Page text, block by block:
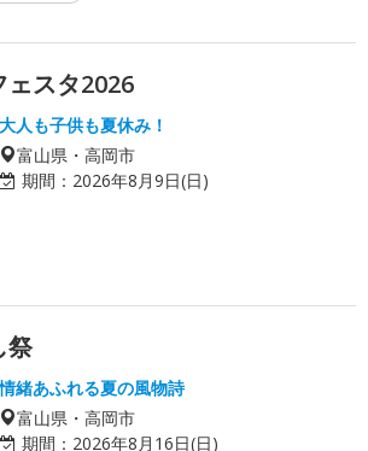
ェスタ2026
大人も子供も夏休み！
富山県・高岡市
期間： 2026年8月9日(日)
祭
情緒あふれる夏の風物詩
富山県・高岡市
期間： 2026年8月16日(日)